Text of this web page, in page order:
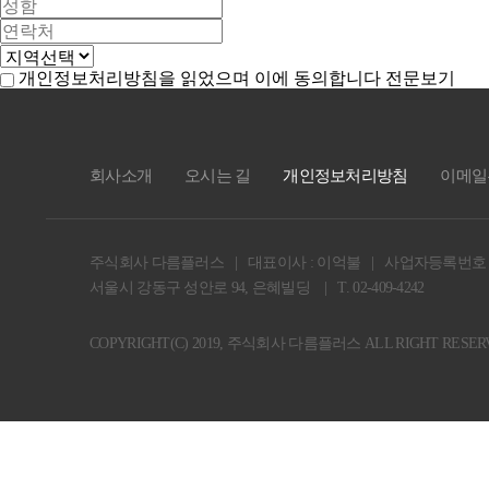
개인정보처리방침을 읽었으며 이에 동의합니다 전문보기
회사소개 오시는 길 개인정보처리방침 이메
주식회사 다름플러스 | 대표이사 : 이억불 | 사업자등록번호 :
서울시 강동구 성안로 94, 은혜빌딩 | T. 02-409-4242
COPYRIGHT(C) 2019, 주식회사 다름플러스 ALL RIGHT